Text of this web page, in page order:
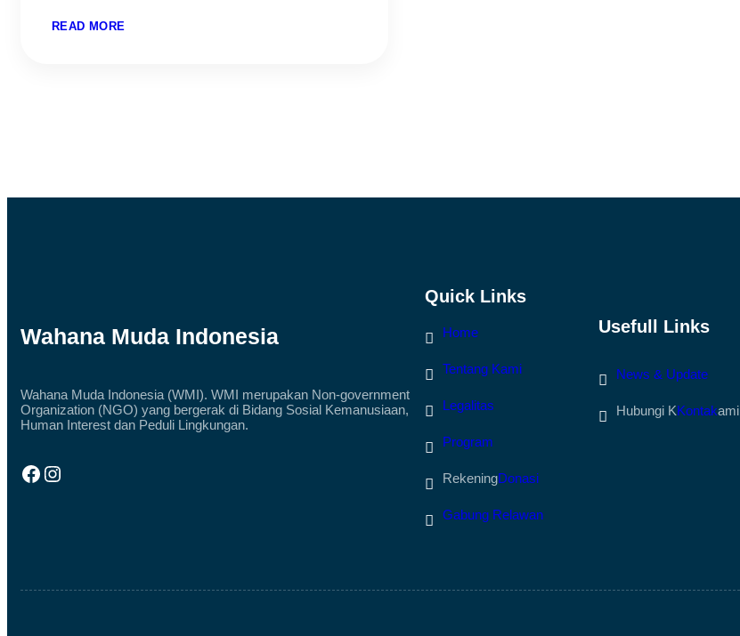
READ MORE
Wahana Muda Indonesia
Wahana Muda Indonesia (WMI). WMI merupakan Non-government
Organization (NGO) yang bergerak di Bidang Sosial Kemanusiaan,
Human Interest dan Peduli Lingkungan.
Facebook Instagram
Quick Links
Home
Tentang Kami
Legalitas
Program
RekeningDonasi
Gabung Relawan
Usefull Links
News & Update
Hubungi KKontakami